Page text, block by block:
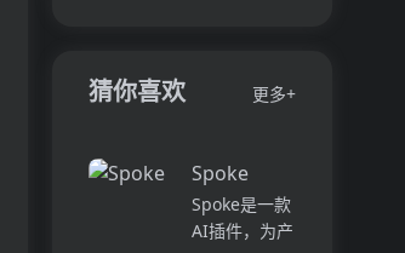
量，释放你的
团队成员、对
方,实现无缝
连接。主要功
能包括:组
猜你喜欢 更多+
Spoke
Spoke是一款
AI插件，为产